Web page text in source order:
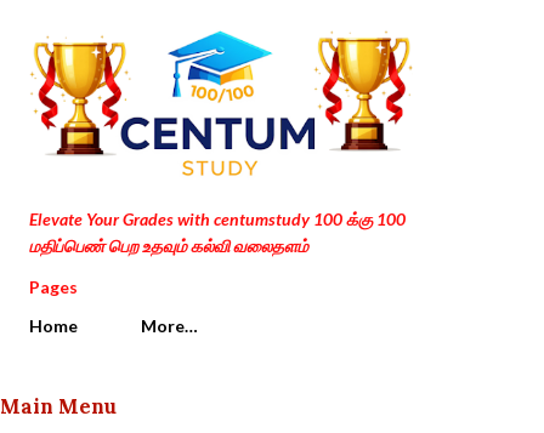
Skip to main content
Elevate Your Grades with centumstudy 100 க்கு 100
மதிப்பெண் பெற உதவும் கல்வி வலைதளம்
Pages
Home
More…
Main Menu